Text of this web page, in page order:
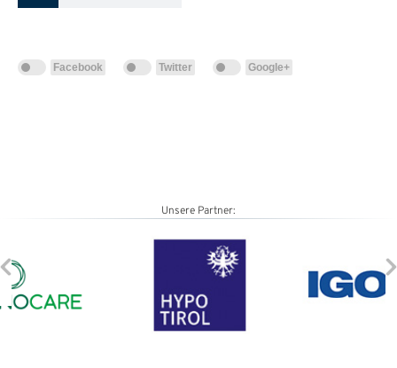
Facebook Twitter Google+
Unsere Partner: